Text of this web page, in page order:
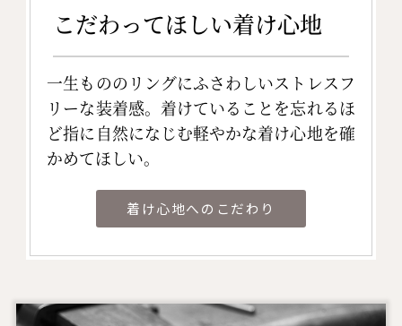
こだわってほしい着け心地
一生もののリングにふさわしいストレスフ
リーな装着感。着けていることを忘れるほ
ど指に自然になじむ軽やかな着け心地を確
かめてほしい。
着け心地へのこだわり